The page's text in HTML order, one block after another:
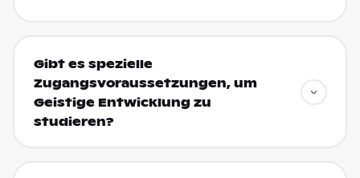
Gibt es spezielle
Zugangsvoraussetzungen, um
Geistige Entwicklung zu
studieren?